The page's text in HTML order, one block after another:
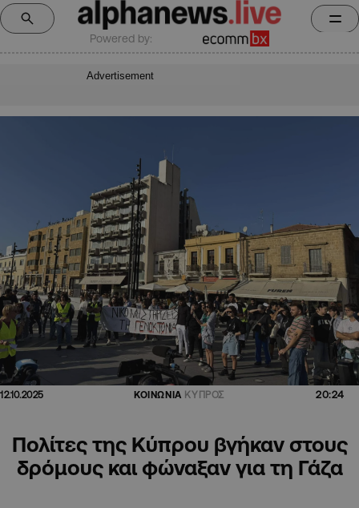
Powered by:
Advertisement
12.10.2025 ΚΟΙΝΩΝΙΑ ΚΥΠΡΟΣ 20:24
Πολίτες της Κύπρου βγήκαν στους
δρόμους και φώναξαν για τη Γάζα